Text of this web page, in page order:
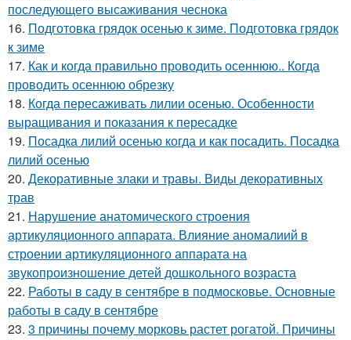
последующего высаживания чеснока
16. Подготовка грядок осенью к зиме. Подготовка грядок
к зиме
17. Как и когда правильно проводить осеннюю.. Когда
проводить осеннюю обрезку
18. Когда пересаживать лилии осенью. Особенности
выращивания и показания к пересадке
19. Посадка лилий осенью когда и как посадить. Посадка
лилий осенью
20. Декоративные злаки и травы. Виды декоративных
трав
21. Нарушение анатомического строения
артикуляционного аппарата. Влияние аномалиий в
строении артикуляционного аппарата на
звукопроизношение детей дошкольного возраста
22. Работы в саду в сентябре в подмосковье. Основные
работы в саду в сентябре
23. 3 причины почему морковь растет рогатой. Причины